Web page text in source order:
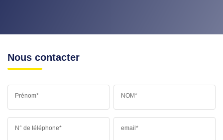
Nous contacter
Prénom* NOM*
N° de téléphone* email*